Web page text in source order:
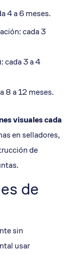
4 a 6 meses.
cada 3
cada 3 a 4
8 a 12 meses.
visuales cada
en selladores,
de
de
sin
usar